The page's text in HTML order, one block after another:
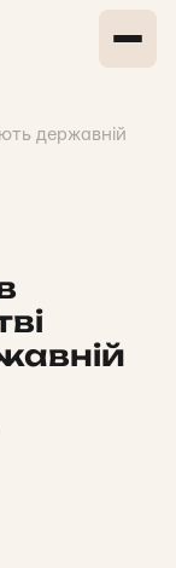
державній